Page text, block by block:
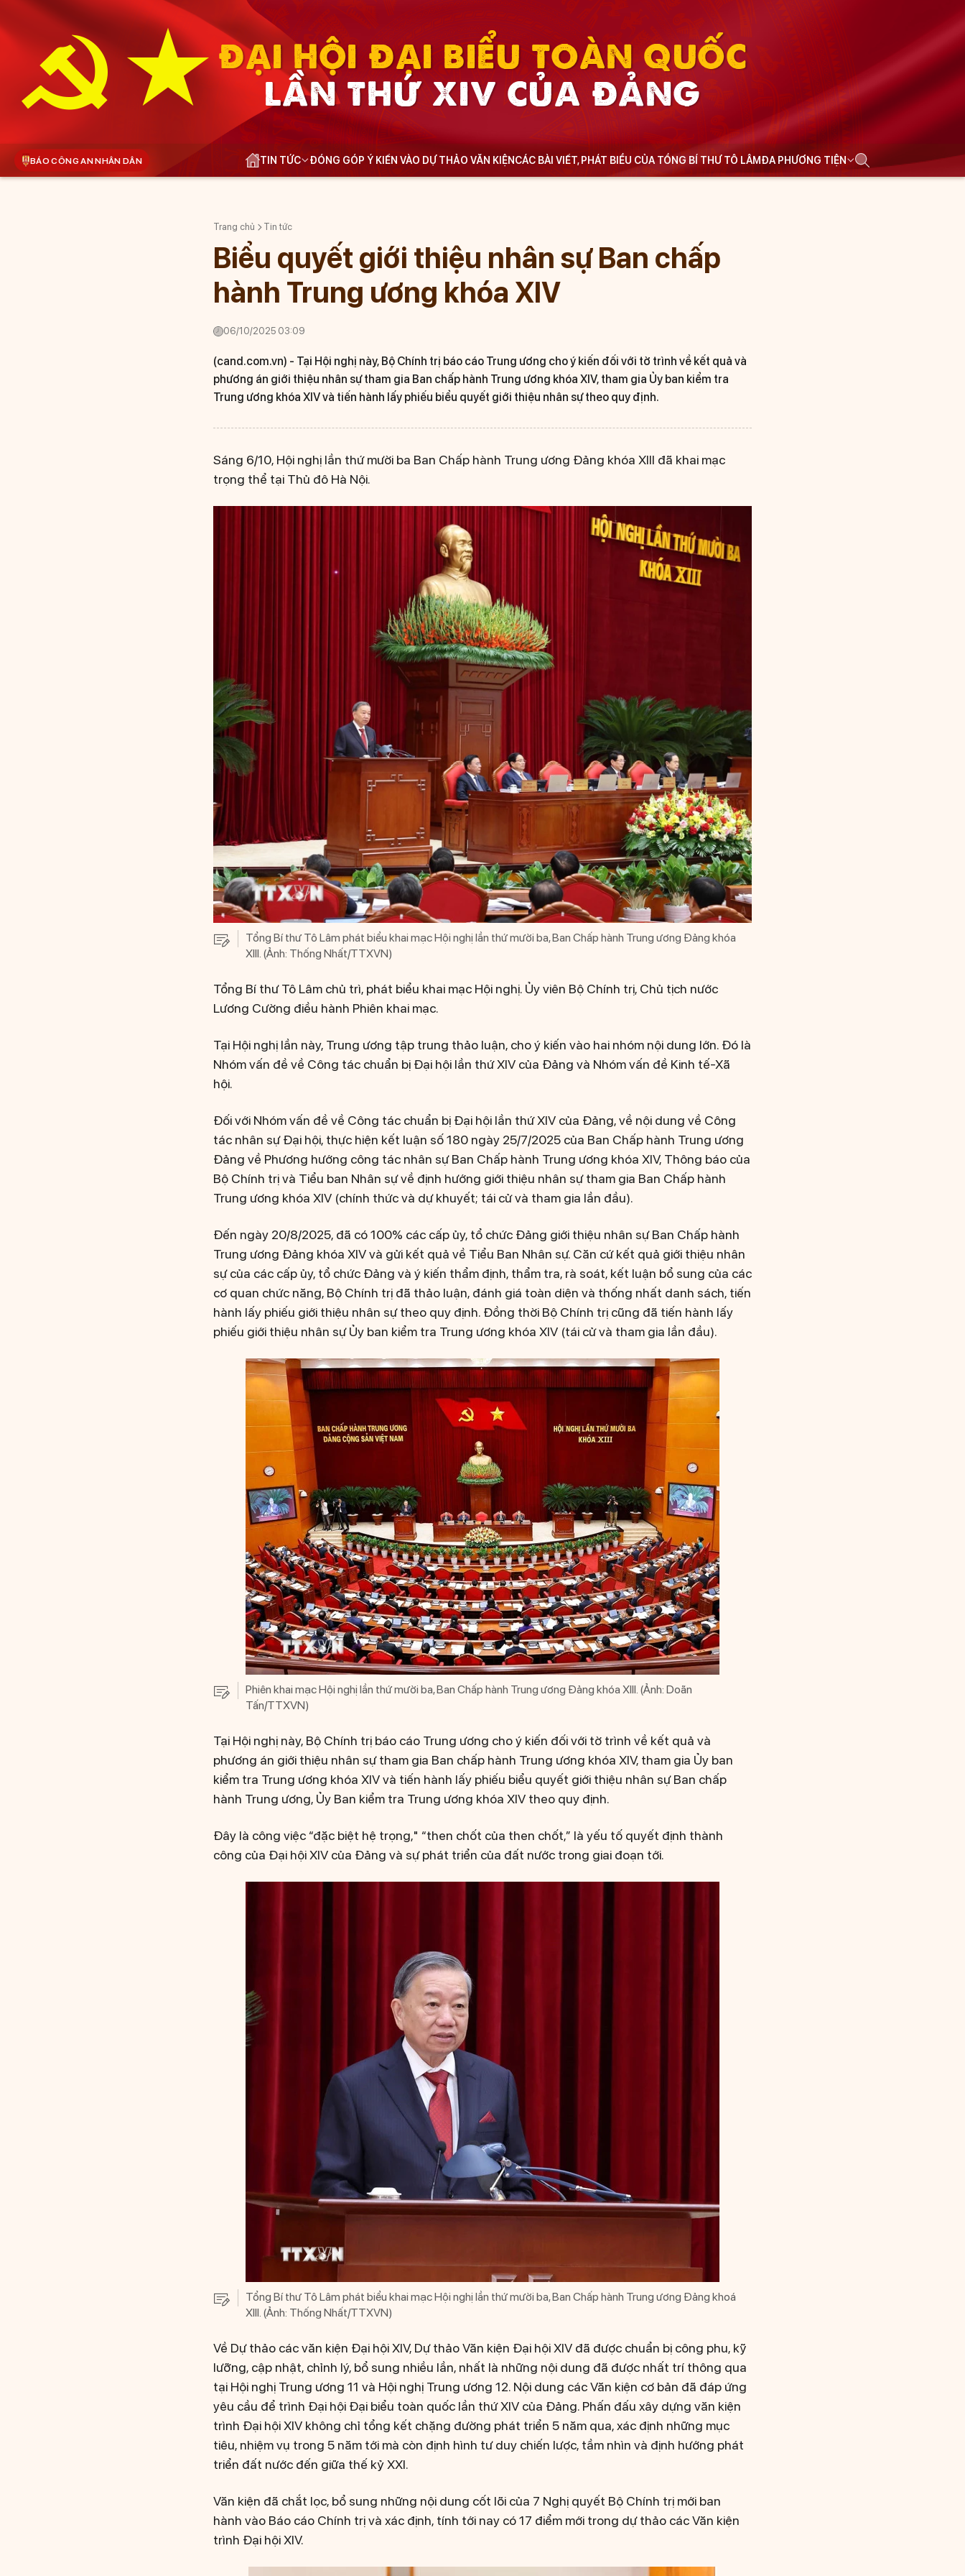
ĐẠI HỘI ĐẠI BIỂU TOÀN QUỐC
LẦN THỨ XIV CỦA ĐẢNG
BÁO CÔNG AN NHÂN DÂN TIN TỨC ĐÓNG GÓP Ý KIẾN VÀO DỰ THẢO VĂN KIỆNCÁC BÀI VIẾT, PHÁT BIỂU CỦA TỔNG BÍ THƯ TÔ LÂMĐA PHƯƠNG TIỆN
Trang chủ Tin tức
Biểu quyết giới thiệu nhân sự Ban chấp
hành Trung ương khóa XIV
06/10/2025 03:09
(cand.com.vn) - Tại Hội nghị này, Bộ Chính trị báo cáo Trung ương cho ý kiến đối với tờ trình về kết quả và
phương án giới thiệu nhân sự tham gia Ban chấp hành Trung ương khóa XIV, tham gia Ủy ban kiểm tra
Trung ương khóa XIV và tiến hành lấy phiếu biểu quyết giới thiệu nhân sự theo quy định.
Sáng 6/10, Hội nghị lần thứ mười ba Ban Chấp hành Trung ương Đảng khóa XIII đã khai mạc
trọng thể tại Thủ đô Hà Nội.
Tổng Bí thư Tô Lâm phát biểu khai mạc Hội nghị lần thứ mười ba, Ban Chấp hành Trung ương Đảng khóa
XIII. (Ảnh: Thống Nhất/TTXVN)
Tổng Bí thư Tô Lâm chủ trì, phát biểu khai mạc Hội nghị. Ủy viên Bộ Chính trị, Chủ tịch nước
Lương Cường điều hành Phiên khai mạc.
Tại Hội nghị lần này, Trung ương tập trung thảo luận, cho ý kiến vào hai nhóm nội dung lớn. Đó là
Nhóm vấn đề về Công tác chuẩn bị Đại hội lần thứ XIV của Đảng và Nhóm vấn đề Kinh tế-Xã
hội.
Đối với Nhóm vấn đề về Công tác chuẩn bị Đại hội lần thứ XIV của Đảng, về nội dung về Công
tác nhân sự Đại hội, thực hiện kết luận số 180 ngày 25/7/2025 của Ban Chấp hành Trung ương
Đảng về Phương hướng công tác nhân sự Ban Chấp hành Trung ương khóa XIV, Thông báo của
Bộ Chính trị và Tiểu ban Nhân sự về định hướng giới thiệu nhân sự tham gia Ban Chấp hành
Trung ương khóa XIV (chính thức và dự khuyết; tái cử và tham gia lần đầu).
Đến ngày 20/8/2025, đã có 100% các cấp ủy, tổ chức Đảng giới thiệu nhân sự Ban Chấp hành
Trung ương Đảng khóa XIV và gửi kết quả về Tiểu Ban Nhân sự. Căn cứ kết quả giới thiệu nhân
sự của các cấp ủy, tổ chức Đảng và ý kiến thẩm định, thẩm tra, rà soát, kết luận bổ sung của các
cơ quan chức năng, Bộ Chính trị đã thảo luận, đánh giá toàn diện và thống nhất danh sách, tiến
hành lấy phiếu giới thiệu nhân sự theo quy định. Đồng thời Bộ Chính trị cũng đã tiến hành lấy
phiếu giới thiệu nhân sự Ủy ban kiểm tra Trung ương khóa XIV (tái cử và tham gia lần đầu).
Phiên khai mạc Hội nghị lần thứ mười ba, Ban Chấp hành Trung ương Đảng khóa XIII. (Ảnh: Doãn
Tấn/TTXVN)
Tại Hội nghị này, Bộ Chính trị báo cáo Trung ương cho ý kiến đối với tờ trình về kết quả và
phương án giới thiệu nhân sự tham gia Ban chấp hành Trung ương khóa XIV, tham gia Ủy ban
kiểm tra Trung ương khóa XIV và tiến hành lấy phiếu biểu quyết giới thiệu nhân sự Ban chấp
hành Trung ương, Ủy Ban kiểm tra Trung ương khóa XIV theo quy định.
Đây là công việc “đặc biệt hệ trọng," “then chốt của then chốt,” là yếu tố quyết định thành
công của Đại hội XIV của Đảng và sự phát triển của đất nước trong giai đoạn tới.
Tổng Bí thư Tô Lâm phát biểu khai mạc Hội nghị lần thứ mười ba, Ban Chấp hành Trung ương Đảng khoá
XIII. (Ảnh: Thống Nhất/TTXVN)
Về Dự thảo các văn kiện Đại hội XIV, Dự thảo Văn kiện Đại hội XIV đã được chuẩn bị công phu, kỹ
lưỡng, cập nhật, chỉnh lý, bổ sung nhiều lần, nhất là những nội dung đã được nhất trí thông qua
tại Hội nghị Trung ương 11 và Hội nghị Trung ương 12. Nội dung các Văn kiện cơ bản đã đáp ứng
yêu cầu để trình Đại hội Đại biểu toàn quốc lần thứ XIV của Đảng. Phấn đấu xây dựng văn kiện
trình Đại hội XIV không chỉ tổng kết chặng đường phát triển 5 năm qua, xác định những mục
tiêu, nhiệm vụ trong 5 năm tới mà còn định hình tư duy chiến lược, tầm nhìn và định hướng phát
triển đất nước đến giữa thế kỷ XXI.
Văn kiện đã chắt lọc, bổ sung những nội dung cốt lõi của 7 Nghị quyết Bộ Chính trị mới ban
hành vào Báo cáo Chính trị và xác định, tính tới nay có 17 điểm mới trong dự thảo các Văn kiện
trình Đại hội XIV.